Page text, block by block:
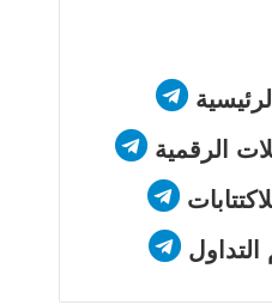
الرقمية
التداول